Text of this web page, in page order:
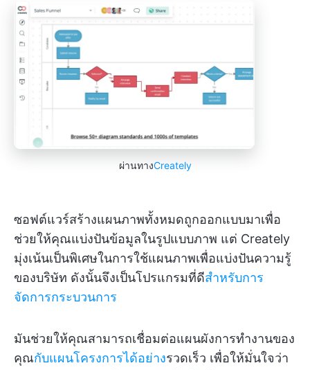
ผ่านทางCreately
ซอฟต์แวร์สร้างแผนภาพทั้งหมดถูกออกแบบมาเพื่อ
ช่วยให้คุณแบ่งปันข้อมูลในรูปแบบภาพ แต่ Creately
มุ่งเน้นเป็นพิเศษในการใช้แผนภาพเพื่อแบ่งปันความรู้
ของบริษัท ดังนั้นจึงเป็นโปรแกรมที่ดีสำหรับการ
จัดการกระบวนการ
มันช่วยให้คุณสามารถเชื่อมต่อแผนผังการทำงานของ
คุณกับแผนโครงการได้อย่างรวดเร็ว เพื่อให้มั่นใจว่า